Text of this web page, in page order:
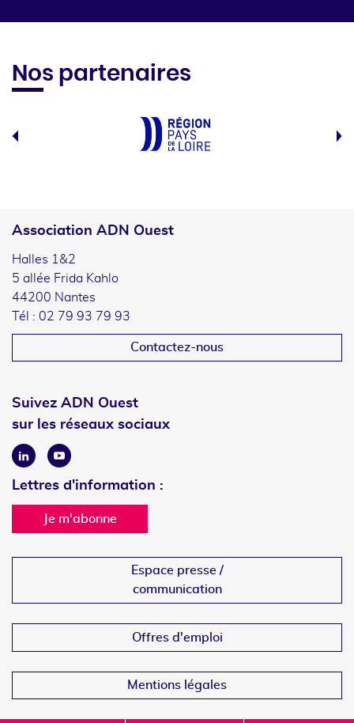
Nos partenaires
Association ADN Ouest
Halles 1&2
5 allée Frida Kahlo
44200 Nantes
Tél : 02 79 93 79 93
Contactez-nous
Suivez ADN Ouest
sur les réseaux sociaux
LinkedinYoutube
Lettres d'information :
Je m'abonne
Espace presse /
communication
Offres d'emploi
Mentions légales